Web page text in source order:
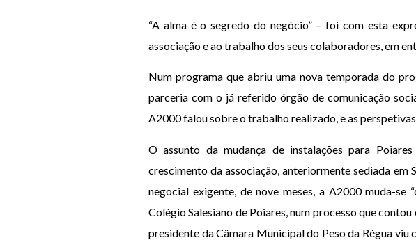
“A alma é o segredo do negócio” – foi com esta
associação e ao trabalho dos seus colaboradores, em
Num programa que abriu uma nova temporada do
parceria com o já referido órgão de comunicação
A2000 falou sobre o trabalho realizado, e as
O assunto da mudança de instalações para
crescimento da associação, anteriormente sediada
negocial exigente, de nove meses, a A2000 muda-se
Colégio Salesiano de Poiares, num processo que
presidente da Câmara Municipal do Peso da Régua